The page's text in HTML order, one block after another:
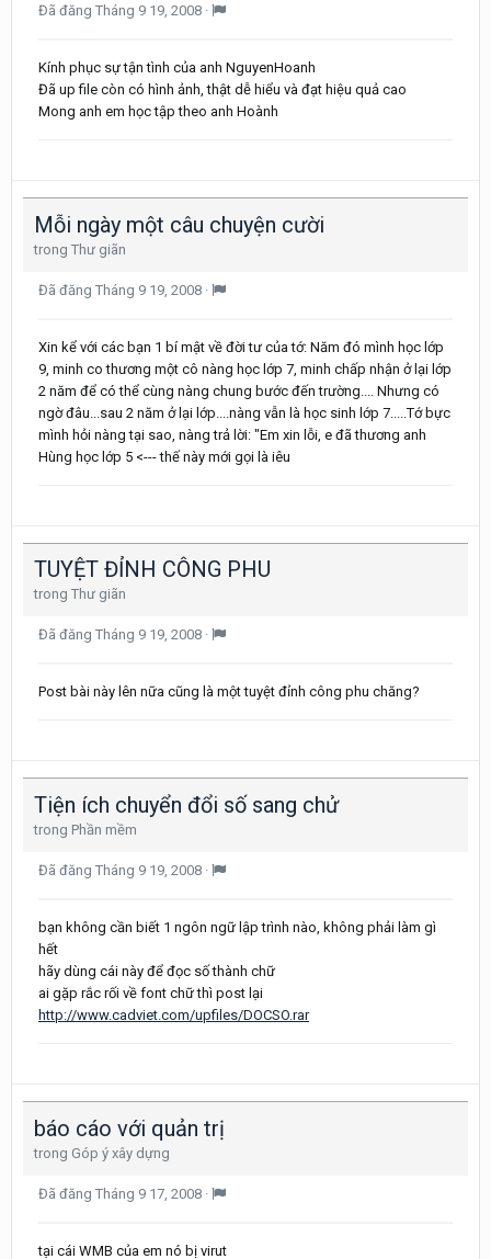
Đã đăng Tháng 9 19, 2008 ·
Kính phục sự tận tình của anh NguyenHoanh
Đã up file còn có hình ảnh, thật dễ hiểu và đạt hiệu quả cao
Mong anh em học tập theo anh Hoành
Mỗi ngày một câu chuyện cười
trong Thư giãn
Đã đăng Tháng 9 19, 2008 ·
Xin kể với các bạn 1 bí mật về đời tư của tớ: Năm đó mình học lớp
9, minh co thương một cô nàng học lớp 7, minh chấp nhận ở lại lớp
2 năm để có thể cùng nàng chung bước đến trường.... Nhưng có
ngờ đâu...sau 2 năm ở lại lớp....nàng vẫn là học sinh lớp 7.....Tớ bực
mình hỏi nàng tại sao, nàng trả lời: "Em xin lỗi, e đã thương anh
Hùng học lớp 5 <--- thế này mới gọi là iêu
TUYỆT ĐỈNH CÔNG PHU
trong Thư giãn
Đã đăng Tháng 9 19, 2008 ·
Post bài này lên nữa cũng là một tuyệt đỉnh công phu chăng?
Tiện ích chuyển đổi số sang chử
trong Phần mềm
Đã đăng Tháng 9 19, 2008 ·
bạn không cần biết 1 ngôn ngữ lập trình nào, không phải làm gì
hết
hãy dùng cái này để đọc số thành chữ
ai gặp rắc rối về font chữ thì post lại
http://www.cadviet.com/upfiles/DOCSO.rar
báo cáo với quản trị
trong Góp ý xây dựng
Đã đăng Tháng 9 17, 2008 ·
tại cái WMB của em nó bị virut